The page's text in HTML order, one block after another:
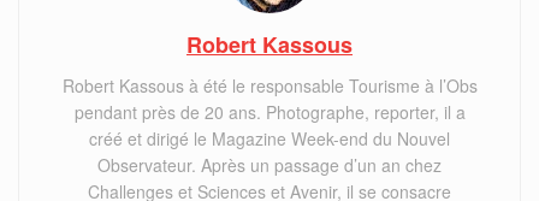
Robert Kassous
Robert Kassous à été le responsable Tourisme à l’Obs
pendant près de 20 ans. Photographe, reporter, il a
créé et dirigé le Magazine Week-end du Nouvel
Observateur. Après un passage d’un an chez
Challenges et Sciences et Avenir, il se consacre